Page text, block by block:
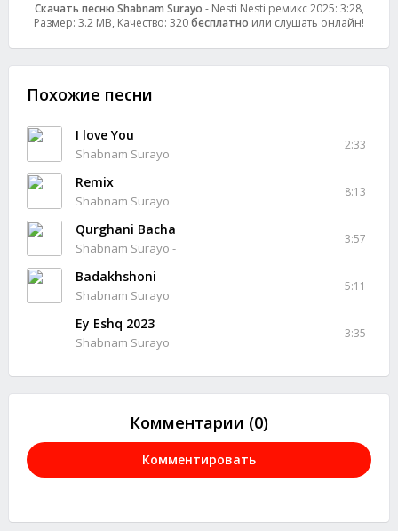
Скачать песню Shabnam Surayo - Nesti Nesti ремикс 2025: 3:28,
Размер: 3.2 MB, Качество: 320бесплатно или слушать онлайн!
Похожие песни
I love You
Shabnam Surayo
2:33
Remix
Shabnam Surayo
8:13
Qurghani Bacha
Shabnam Surayo -
3:57
Badakhshoni
Shabnam Surayo
5:11
Ey Eshq 2023
Shabnam Surayo
3:35
Комментарии (0)
Комментировать